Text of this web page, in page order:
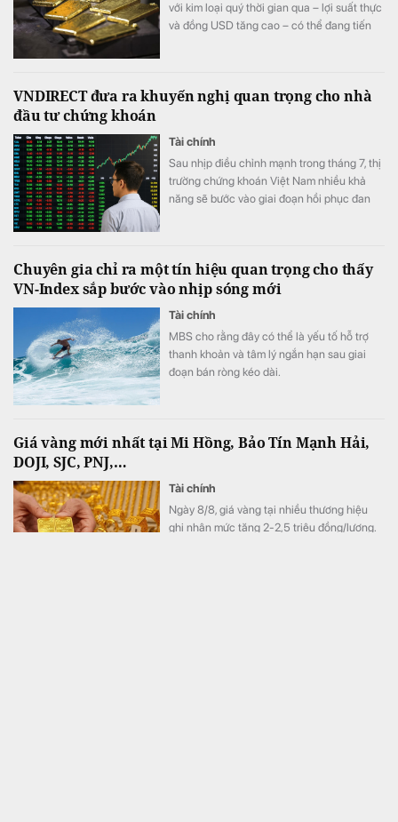
với kim loại quý thời gian qua – lợi suất thực
và đồng USD tăng cao – có thể đang tiến
VNDIRECT đưa ra khuyến nghị quan trọng cho nhà
đầu tư chứng khoán
Tài chính
Sau nhịp điều chỉnh mạnh trong tháng 7, thị
trường chứng khoán Việt Nam nhiều khả
năng sẽ bước vào giai đoạn hồi phục đan
bên ngoài.
Chuyên gia chỉ ra một tín hiệu quan trọng cho thấy
VN-Index sắp bước vào nhịp sóng mới
Tài chính
MBS cho rằng đây có thể là yếu tố hỗ trợ
thanh khoản và tâm lý ngắn hạn sau giai
đoạn bán ròng kéo dài.
Giá vàng mới nhất tại Mi Hồng, Bảo Tín Mạnh Hải,
DOJI, SJC, PNJ,…
Tài chính
Ngày 8/8, giá vàng tại nhiều thương hiệu
ghi nhận mức tăng 2-2,5 triệu đồng/lượng.